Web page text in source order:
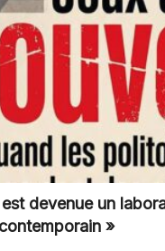
devenue un
»